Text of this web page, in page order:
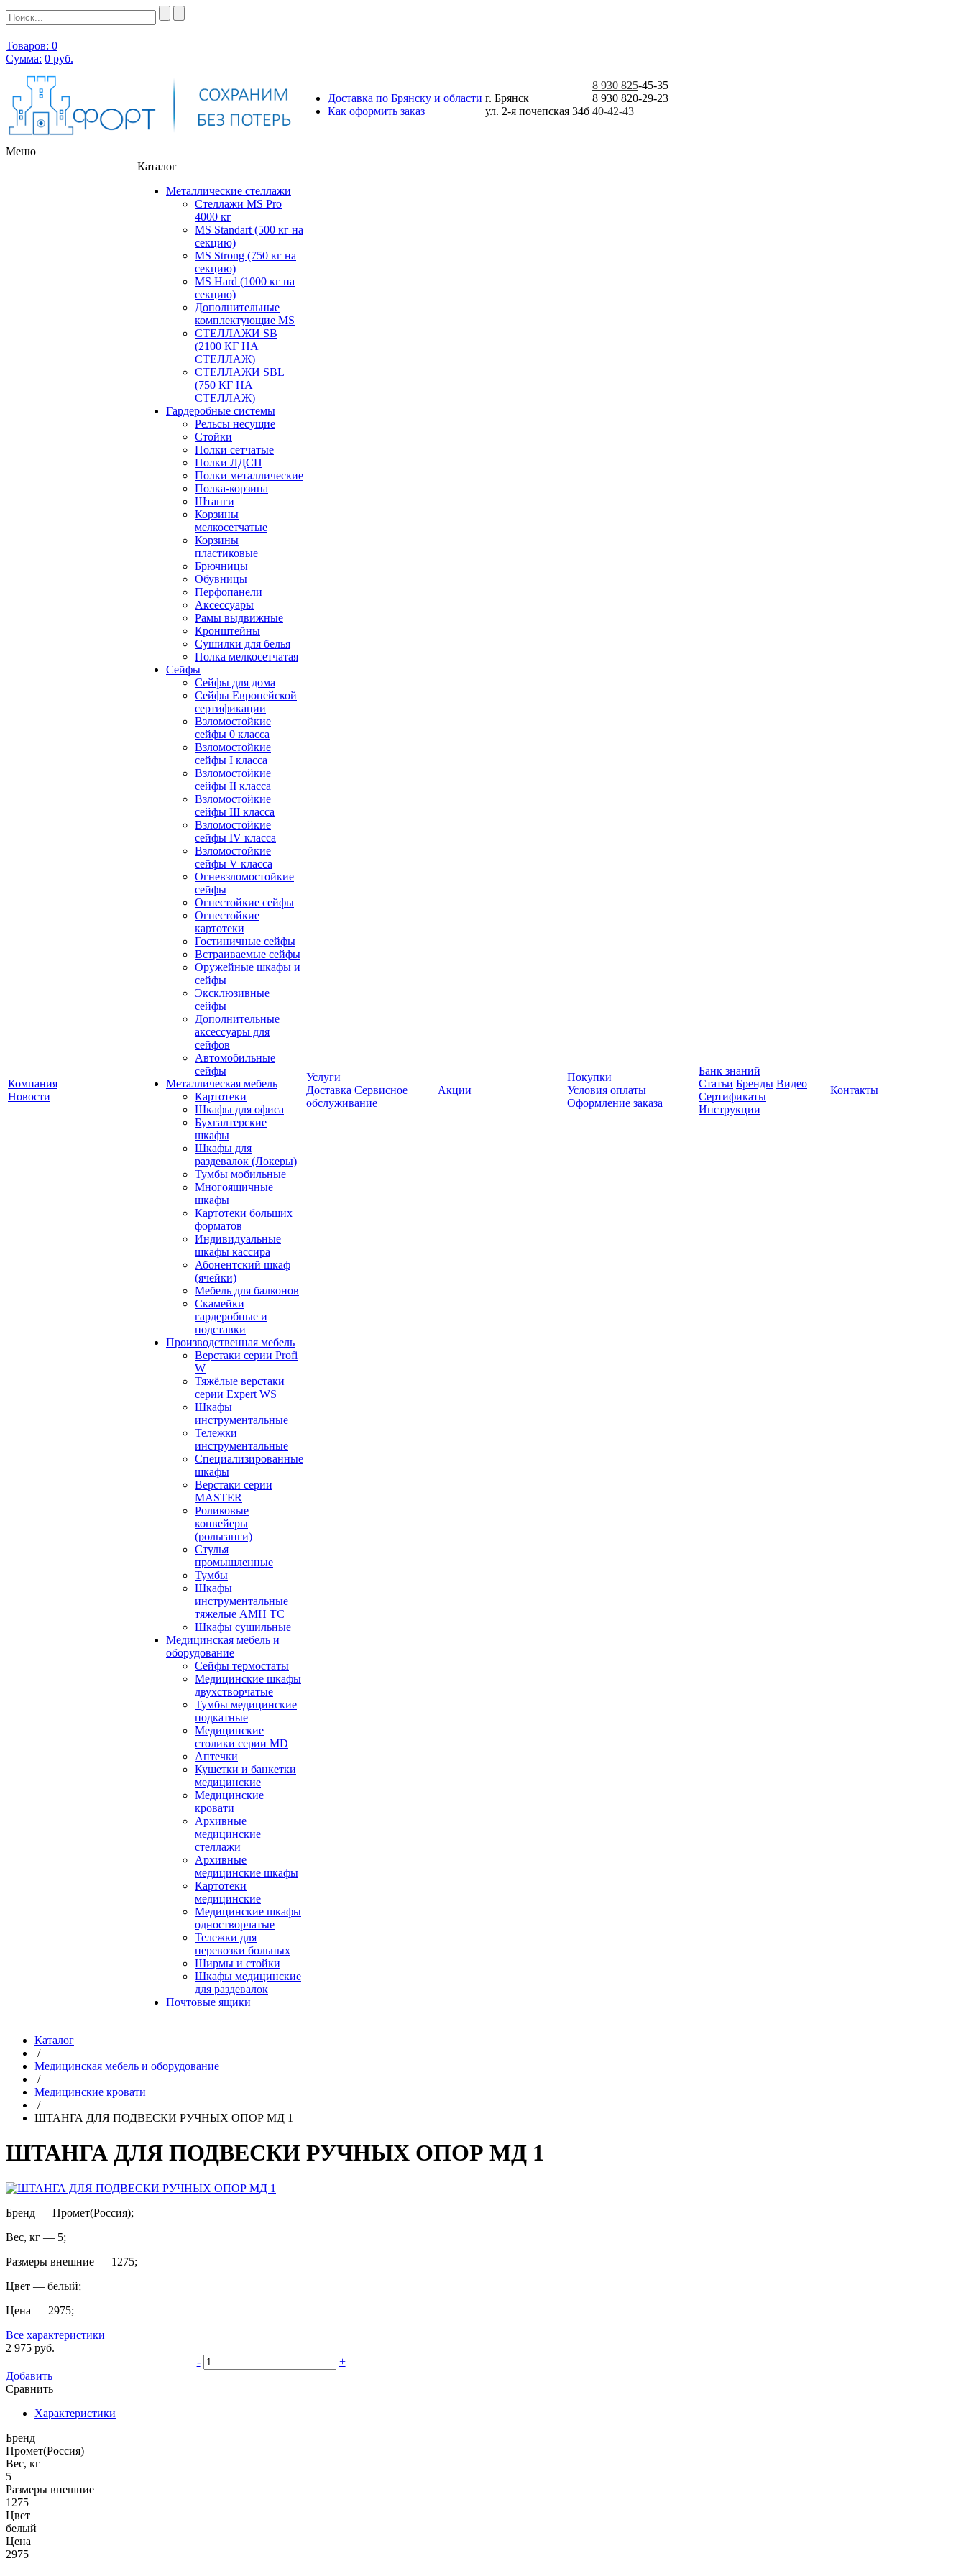
Товаров: 0
Сумма: 0 руб.
Доставка по Брянску и области
Как оформить заказ
г. Брянск
ул. 2-я почепская 34б
8 930 825-45-35
8 930 820-29-23
40-42-43
Меню
Компания
Новости
Каталог
Металлические стеллажи
Стеллажи MS Pro
4000 кг
MS Standart (500 кг на
секцию)
MS Strong (750 кг на
секцию)
MS Hard (1000 кг на
секцию)
Дополнительные
комплектующие MS
СТЕЛЛАЖИ SB
(2100 КГ НА
СТЕЛЛАЖ)
СТЕЛЛАЖИ SBL
(750 КГ НА
СТЕЛЛАЖ)
Гардеробные системы
Рельсы несущие
Стойки
Полки сетчатые
Полки ЛДСП
Полки металлические
Полка-корзина
Штанги
Корзины
мелкосетчатые
Корзины
пластиковые
Брючницы
Обувницы
Перфопанели
Аксессуары
Рамы выдвижные
Кронштейны
Сушилки для белья
Полка мелкосетчатая
Сейфы
Сейфы для дома
Сейфы Европейской
сертификации
Взломостойкие
сейфы 0 класса
Взломостойкие
сейфы I класса
Взломостойкие
сейфы II класса
Взломостойкие
сейфы III класса
Взломостойкие
сейфы IV класса
Взломостойкие
сейфы V класса
Огневзломостойкие
сейфы
Огнестойкие сейфы
Огнестойкие
картотеки
Гостиничные сейфы
Встраиваемые сейфы
Оружейные шкафы и
сейфы
Эксклюзивные
сейфы
Дополнительные
аксессуары для
сейфов
Автомобильные
сейфы
Металлическая мебель
Картотеки
Шкафы для офиса
Бухгалтерские
шкафы
Шкафы для
раздевалок (Локеры)
Тумбы мобильные
Многоящичные
шкафы
Картотеки больших
форматов
Индивидуальные
шкафы кассира
Абонентский шкаф
(ячейки)
Мебель для балконов
Скамейки
гардеробные и
подставки
Производственная мебель
Верстаки серии Profi
W
Тяжёлые верстаки
серии Expert WS
Шкафы
инструментальные
Тележки
инструментальные
Cпециализированные
шкафы
Верстаки серии
MASTER
Роликовые
конвейеры
(рольганги)
Стулья
промышленные
Тумбы
Шкафы
инструментальные
тяжелые АМН ТС
Шкафы сушильные
Медицинская мебель и
оборудование
Сейфы термостаты
Медицинские шкафы
двухстворчатые
Тумбы медицинские
подкатные
Медицинские
столики серии MD
Аптечки
Кушетки и банкетки
медицинские
Медицинские
кровати
Архивные
медицинские
стеллажи
Архивные
медицинские шкафы
Картотеки
медицинские
Медицинские шкафы
одностворчатые
Тележки для
перевозки больных
Ширмы и стойки
Шкафы медицинские
для раздевалок
Почтовые ящики
Услуги
Доставка Сервисное
обслуживание
Акции
Покупки
Условия оплаты
Оформление заказа
Банк знаний
Статьи Бренды Видео
Сертификаты
Инструкции
Контакты
Каталог
/
Медицинская мебель и оборудование
/
Медицинские кровати
/
ШТАНГА ДЛЯ ПОДВЕСКИ РУЧНЫХ ОПОР МД 1
ШТАНГА ДЛЯ ПОДВЕСКИ РУЧНЫХ ОПОР МД 1
Бренд — Промет(Россия);
Вес, кг — 5;
Размеры внешние — 1275;
Цвет — белый;
Цена — 2975;
Все характеристики
2 975 руб.
-
+
Добавить
Сравнить
Характеристики
Бренд
Промет(Россия)
Вес, кг
5
Размеры внешние
1275
Цвет
белый
Цена
2975